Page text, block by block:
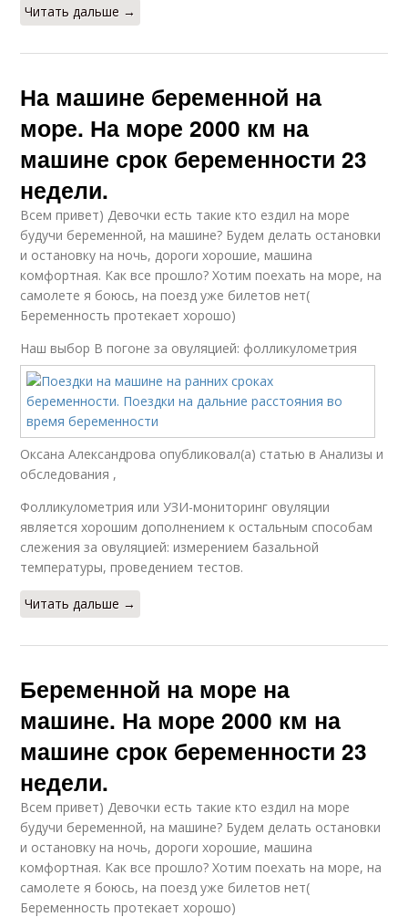
Читать дальше →
На машине беременной на
море. На море 2000 км на
машине срок беременности 23
недели.
Всем привет) Девочки есть такие кто ездил на море
будучи беременной, на машине? Будем делать остановки
и остановку на ночь, дороги хорошие, машина
комфортная. Как все прошло? Хотим поехать на море, на
самолете я боюсь, на поезд уже билетов нет(
Беременность протекает хорошо)
Наш выбор В погоне за овуляцией: фолликулометрия
Оксана Александрова опубликовал(а) статью в Анализы и
обследования ,
Фолликулометрия или УЗИ-мониторинг овуляции
является хорошим дополнением к остальным способам
слежения за овуляцией: измерением базальной
температуры, проведением тестов.
Читать дальше →
Беременной на море на
машине. На море 2000 км на
машине срок беременности 23
недели.
Всем привет) Девочки есть такие кто ездил на море
будучи беременной, на машине? Будем делать остановки
и остановку на ночь, дороги хорошие, машина
комфортная. Как все прошло? Хотим поехать на море, на
самолете я боюсь, на поезд уже билетов нет(
Беременность протекает хорошо)